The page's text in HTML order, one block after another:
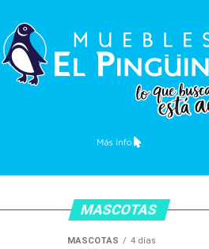
MASCOTAS
MASCOTAS 4 días